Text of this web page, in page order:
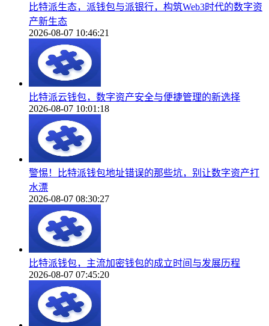
比特派生态，派钱包与派银行，构筑Web3时代的数字资
产新生态
2026-08-07 10:46:21
比特派云钱包，数字资产安全与便捷管理的新选择
2026-08-07 10:01:18
警惕！比特派钱包地址错误的那些坑，别让数字资产打
水漂
2026-08-07 08:30:27
比特派钱包，主流加密钱包的成立时间与发展历程
2026-08-07 07:45:20